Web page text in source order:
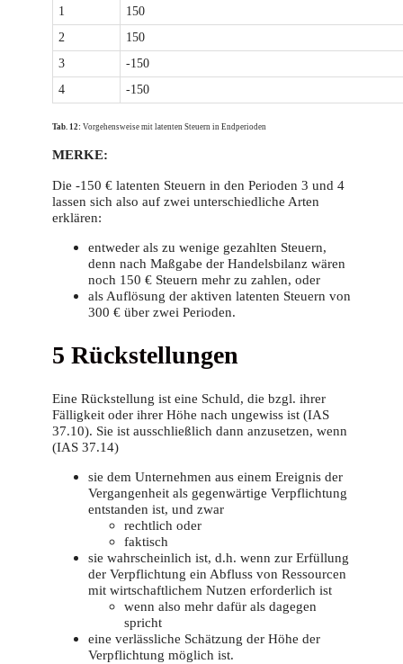
1
150
2
150
3
-150
4
-150
Tab. 12: Vorgehensweise mit latenten Steuern in Endperioden
MERKE:
Die -150 € latenten Steuern in den Perioden 3 und 4
lassen sich also auf zwei unterschiedliche Arten
erklären:
entweder als zu wenige gezahlten Steuern,
denn nach Maßgabe der Handelsbilanz wären
noch 150 € Steuern mehr zu zahlen, oder
als Auflösung der aktiven latenten Steuern von
300 € über zwei Perioden.
5 Rückstellungen
Eine Rückstellung ist eine Schuld, die bzgl. ihrer
Fälligkeit oder ihrer Höhe nach ungewiss ist (IAS
37.10). Sie ist ausschließlich dann anzusetzen, wenn
(IAS 37.14)
sie dem Unternehmen aus einem Ereignis der
Vergangenheit als gegenwärtige Verpflichtung
entstanden ist, und zwar
rechtlich oder
faktisch
sie wahrscheinlich ist, d.h. wenn zur Erfüllung
der Verpflichtung ein Abfluss von Ressourcen
mit wirtschaftlichem Nutzen erforderlich ist
wenn also mehr dafür als dagegen
spricht
eine verlässliche Schätzung der Höhe der
Verpflichtung möglich ist.